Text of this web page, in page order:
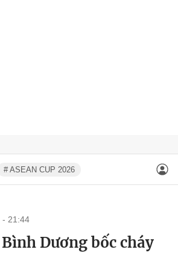
# ASEAN CUP 2026
- 21:44
Dương bốc cháy